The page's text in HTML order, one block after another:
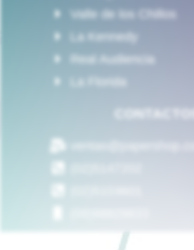
Valle de los Chillos
La Kennedy
Real Audiencia
La Florida
CONTACTOS